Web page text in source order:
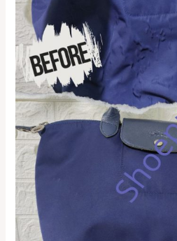
Bintaro:
Kembalikan
Bentuk
Sempurna
Tas
Anda!
0821-
1136-
2002